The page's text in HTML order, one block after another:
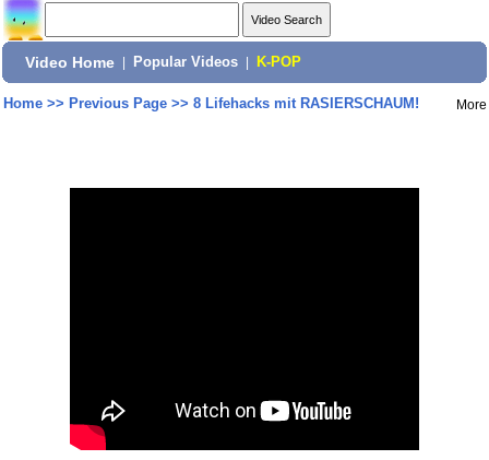
Video Home Popular Videos K-POP
Home>> Previous Page>> 8 Lifehacks mit RASIERSCHAUM! More